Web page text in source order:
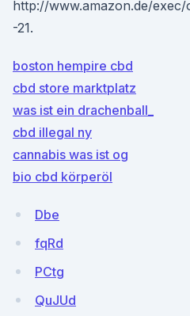
http://www.amazon.de/
-21.
boston hempire cbd
cbd store marktplatz
was ist ein drachenball_
cbd illegal ny
cannabis was ist og
bio cbd körperöl
Dbe
fqRd
PCtg
QuJUd